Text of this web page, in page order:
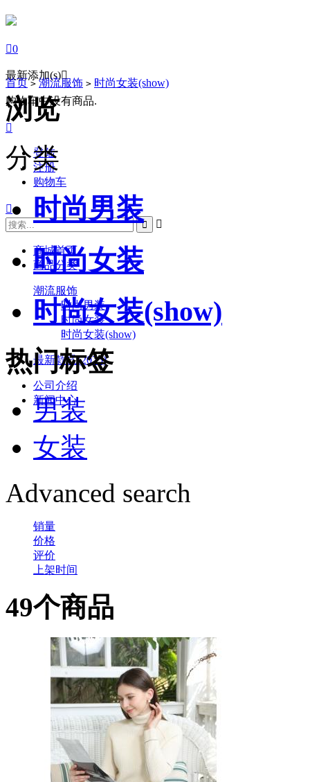
0
最新添加(s)
购物车中没有商品.

登陆
注册
购物车

 
商城首页
商品分类
潮流服饰
时尚男装
时尚女装
时尚女装(show)
最新款式(2025)
公司介绍
新闻中心
首页 > 潮流服饰 > 时尚女装(show)
浏览
分类
时尚男装
时尚女装
时尚女装(show)
热门标签
男装
女装
Advanced search
销量
价格
评价
上架时间
49个商品